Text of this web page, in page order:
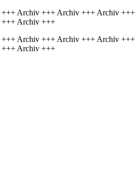
Archiv +++ Archiv +++ Archiv
Archiv +++
Archiv +++ Archiv +++ Archiv
Archiv +++